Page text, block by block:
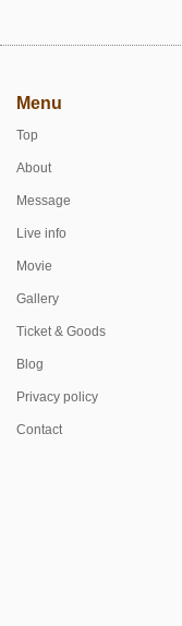
Menu
Top
About
Message
Live info
Movie
Gallery
Ticket & Goods
Blog
Privacy policy
Contact